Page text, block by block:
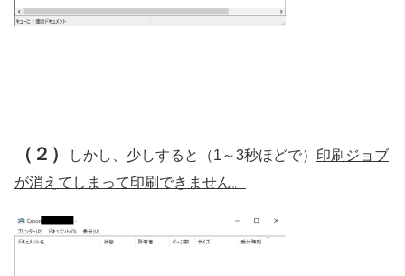
（２） しかし、少しすると（1～3秒ほどで） 印刷ジョブ
が消えてしまって印刷できません。